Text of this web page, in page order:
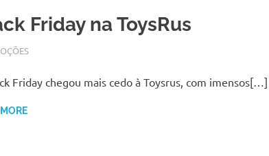
Friday na ToysRus
22, 2017
Friday chegou mais cedo à Toysrus, com imensos[…]